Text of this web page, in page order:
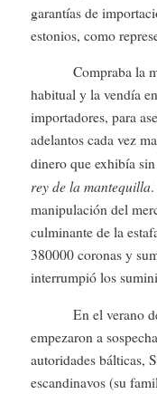
garantías de
estonios, como
Compraba la
habitual y la vendía
importadores, para
adelantos cada vez
dinero que exhibía
rey de la mantequilla
manipulación del
culminante de la
380000 coronas y
interrumpió los
En el verano
empezaron a
autoridades bálticas,
escandinavos (su